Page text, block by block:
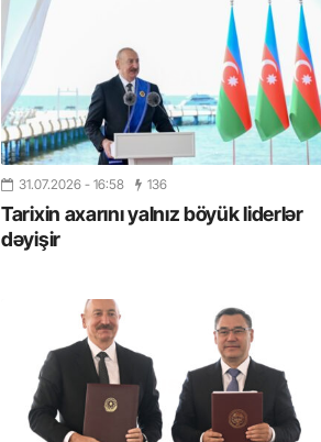
31.07.2026 - 16:58 136
Tarixin axarını yalnız böyük liderlər
dəyişir